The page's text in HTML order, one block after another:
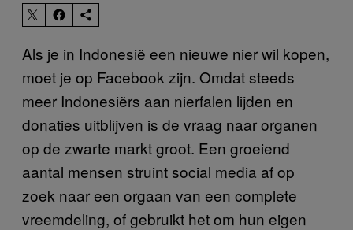
Als je in Indonesië een nieuwe nier wil kopen,
moet je op Facebook zijn. Omdat steeds
meer Indonesiërs aan nierfalen lijden en
donaties uitblijven is de vraag naar organen
op de zwarte markt groot. Een groeiend
aantal mensen struint social media af op
zoek naar een orgaan van een complete
vreemdeling, of gebruikt het om hun eigen